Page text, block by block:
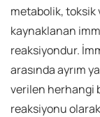
metabolik,
kaynaklanan
reaksiyondur.
arasında ayrım
verilen herhangi
reaksiyonu olarak